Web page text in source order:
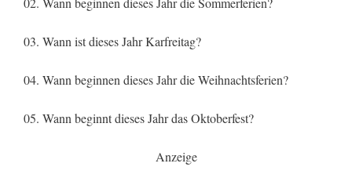
03. Wann ist dieses Jahr Karfreitag?
04. Wann beginnen dieses Jahr die Weihnachtsferien?
05. Wann beginnt dieses Jahr das Oktoberfest?
Anzeige